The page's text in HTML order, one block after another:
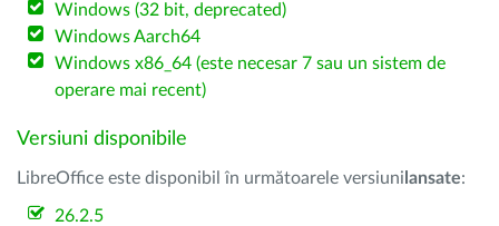
Windows (32 bit, deprecated)
Windows Aarch64
Windows x86_64 (este necesar 7 sau un sistem de
operare mai recent)
Versiuni disponibile
LibreOffice este disponibil în următoarele versiuni lansate:
26.2.5